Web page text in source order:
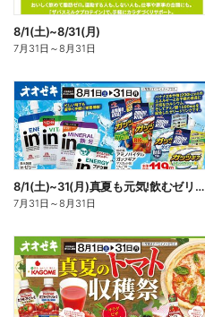
8/1(土)~8/31(月)
7月31日 ～8月31日
8/1(土)~31(月)真夏も元気!飲むゼリーでパワーチャージ
7月31日 ～8月31日